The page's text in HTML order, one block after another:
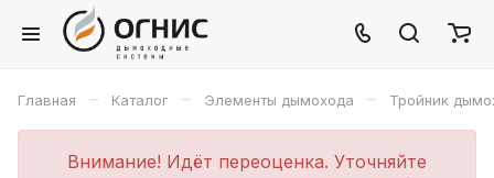
Главная – Каталог – Элементы дымохода – Тройник
Внимание! Идёт переоценка. Уточняйте